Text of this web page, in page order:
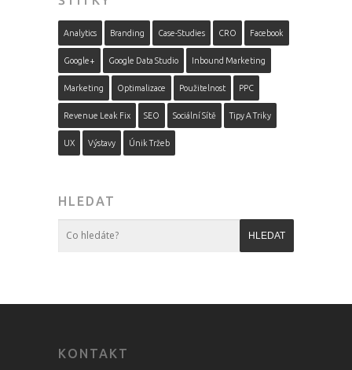
Analytics Branding Case-Studies CRO Facebook
Google+ Google Data Studio Inbound Marketing
Marketing Optimalizace Použitelnost PPC
Revenue Leak Fix SEO Sociální Sítě Tipy A Triky
UX Výstavy Únik Tržeb
HLEDAT
KONTAKT